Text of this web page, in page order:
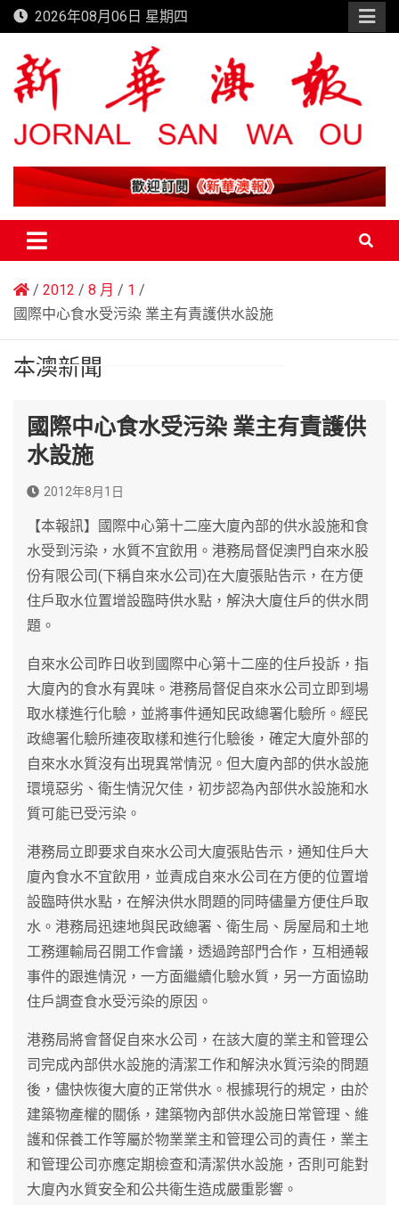
Skip
to
content
2026年08月06日 星期四
新華澳報
2012 8 月
1
國際中心食水受污染 業主有責護供水設施
本澳新聞
國際中心食水受污染 業主有責護供
水設施
2012年8月1日
【本報訊】國際中心第十二座大廈內部的供水設施和食
水受到污染，水質不宜飲用。港務局督促澳門自來水股
份有限公司(下稱自來水公司)在大廈張貼告示，在方便
住戶取水位置增設臨時供水點，解決大廈住戶的供水問
題。
自來水公司昨日收到國際中心第十二座的住戶投訴，指
大廈內的食水有異味。港務局督促自來水公司立即到場
取水樣進行化驗，並將事件通知民政總署化驗所。經民
政總署化驗所連夜取樣和進行化驗後，確定大廈外部的
自來水水質沒有出現異常情況。但大廈內部的供水設施
環境惡劣、衛生情況欠佳，初步認為內部供水設施和水
質可能已受污染。
港務局立即要求自來水公司大廈張貼告示，通知住戶大
廈內食水不宜飲用，並責成自來水公司在方便的位置增
設臨時供水點，在解決供水問題的同時儘量方便住戶取
水。港務局迅速地與民政總署、衛生局、房屋局和土地
工務運輸局召開工作會議，透過跨部門合作，互相通報
事件的跟進情況，一方面繼續化驗水質，另一方面協助
住戶調查食水受污染的原因。
港務局將會督促自來水公司，在該大廈的業主和管理公
司完成內部供水設施的清潔工作和解決水質污染的問題
後，儘快恢復大廈的正常供水。根據現行的規定，由於
建築物產權的關係，建築物內部供水設施日常管理、維
護和保養工作等屬於物業業主和管理公司的責任，業主
和管理公司亦應定期檢查和清潔供水設施，否則可能對
大廈內水質安全和公共衛生造成嚴重影響。